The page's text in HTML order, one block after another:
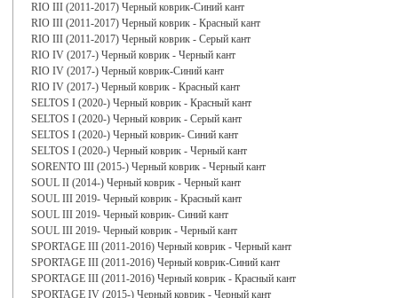
RIO III (2011-2017) Черный коврик-Синий кант
RIO III (2011-2017) Черный коврик - Красный кант
RIO III (2011-2017) Черный коврик - Серый кант
RIO IV (2017-) Черный коврик - Черный кант
RIO IV (2017-) Черный коврик-Синий кант
RIO IV (2017-) Черный коврик - Красный кант
SELTOS I (2020-) Черный коврик - Красный кант
SELTOS I (2020-) Черный коврик - Серый кант
SELTOS I (2020-) Черный коврик- Синий кант
SELTOS I (2020-) Черный коврик - Черный кант
SORENTO III (2015-) Черный коврик - Черный кант
SOUL II (2014-) Черный коврик - Черный кант
SOUL III 2019- Черный коврик - Красный кант
SOUL III 2019- Черный коврик- Синий кант
SOUL III 2019- Черный коврик - Черный кант
SPORTAGE III (2011-2016) Черный коврик - Черный кант
SPORTAGE III (2011-2016) Черный коврик-Синий кант
SPORTAGE III (2011-2016) Черный коврик - Красный кант
SPORTAGE IV (2015-) Черный коврик - Черный кант